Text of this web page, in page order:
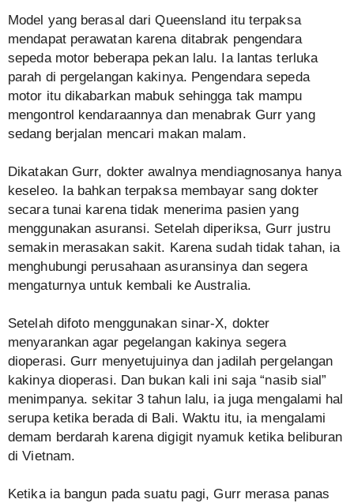
Model yang berasal dari Queensland itu terpaksa
mendapat perawatan karena ditabrak pengendara
sepeda motor beberapa pekan lalu. Ia lantas terluka
parah di pergelangan kakinya. Pengendara sepeda
motor itu dikabarkan mabuk sehingga tak mampu
mengontrol kendaraannya dan menabrak Gurr yang
sedang berjalan mencari makan malam.
Dikatakan Gurr, dokter awalnya mendiagnosanya hanya
keseleo. Ia bahkan terpaksa membayar sang dokter
secara tunai karena tidak menerima pasien yang
menggunakan asuransi. Setelah diperiksa, Gurr justru
semakin merasakan sakit. Karena sudah tidak tahan, ia
menghubungi perusahaan asuransinya dan segera
mengaturnya untuk kembali ke Australia.
Setelah difoto menggunakan sinar-X, dokter
menyarankan agar pegelangan kakinya segera
dioperasi. Gurr menyetujuinya dan jadilah pergelangan
kakinya dioperasi. Dan bukan kali ini saja “nasib sial”
menimpanya. sekitar 3 tahun lalu, ia juga mengalami hal
serupa ketika berada di Bali. Waktu itu, ia mengalami
demam berdarah karena digigit nyamuk ketika beliburan
di Vietnam.
Ketika ia bangun pada suatu pagi, Gurr merasa panas